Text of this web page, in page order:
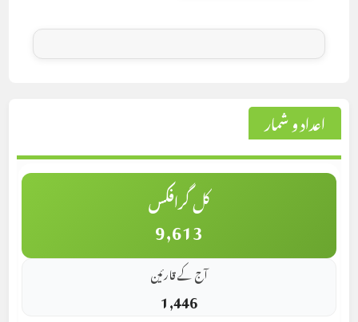
اعداد و شمار
کل گرافکس
9,613
آج کے قارئین
1,446